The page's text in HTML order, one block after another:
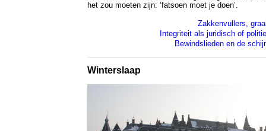
het zou moeten zijn: ‘fatsoen moet je doen’.
Zakkenvullers,
Integriteit als juridisch of
Bewindslieden en de
Winterslaap